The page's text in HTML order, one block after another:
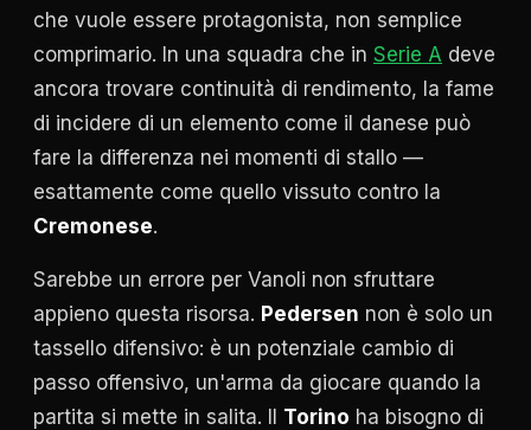
che vuole essere protagonista, non semplice
comprimario. In una squadra che in Serie A deve
ancora trovare continuità di rendimento, la fame
di incidere di un elemento come il danese può
fare la differenza nei momenti di stallo —
esattamente come quello vissuto contro la
Cremonese.
Sarebbe un errore per Vanoli non sfruttare
appieno questa risorsa. Pedersen non è solo un
tassello difensivo: è un potenziale cambio di
passo offensivo, un'arma da giocare quando la
partita si mette in salita. Il Torino ha bisogno di